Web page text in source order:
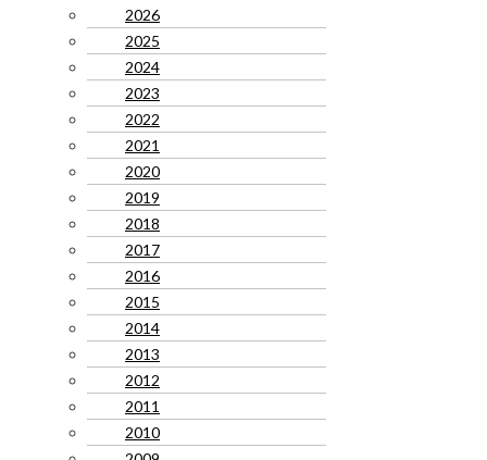
2026
2025
2024
2023
2022
2021
2020
2019
2018
2017
2016
2015
2014
2013
2012
2011
2010